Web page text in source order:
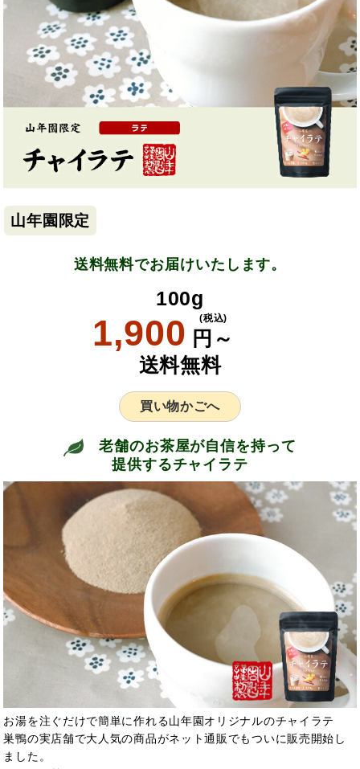
山年園限定
送料無料でお届けいたします。
100g
1,900 円～
(税込)
送料無料
買い物かごへ
老舗のお茶屋が自信を持って
提供するチャイラテ
お湯を注ぐだけで簡単に作れる山年園オリジナルのチャイラテ
巣鴨の実店舗で大人気の商品がネット通販でもついに販売開始し
ました。